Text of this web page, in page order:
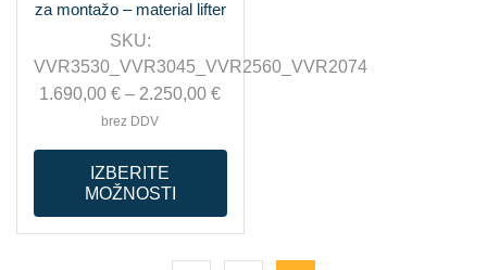
za montažo – material lifter
SKU:
VVR3530_VVR3045_VVR2560_VVR2074
1.690,00€ – 2.250,00€
brez DDV
IZBERITE
MOŽNOSTI